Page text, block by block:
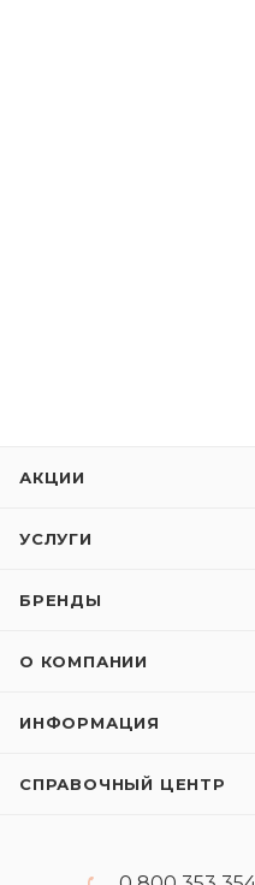
АКЦИИ
УСЛУГИ
БРЕНДЫ
О КОМПАНИИ
ИНФОРМАЦИЯ
СПРАВОЧНЫЙ ЦЕНТР